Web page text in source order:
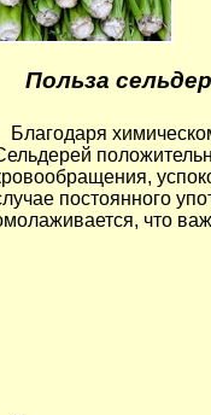
Польза
Благодаря
постоянного
что